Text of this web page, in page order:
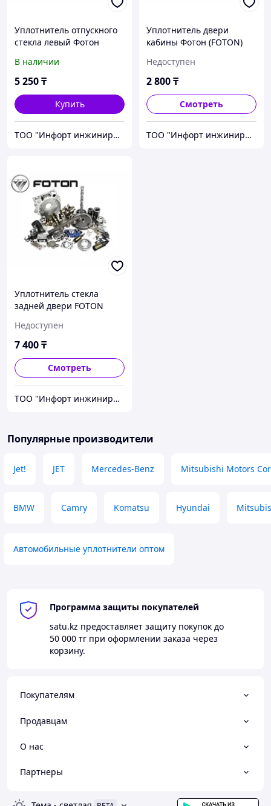
Уплотнитель отпускного
стекла левый Фотон
В наличии
5 250₸
Купить
ТОО "Инфорт инжиниринг"
Уплотнитель двери
кабины Фотон (FOTON)
Недоступен
2 800₸
Смотреть
ТОО "Инфорт инжиниринг"
Уплотнитель стекла
задней двери FOTON
Недоступен
7 400₸
Смотреть
ТОО "Инфорт инжиниринг"
Популярные производители
Jet! JET Mercedes-Benz Mitsubishi Motors
BMW Camry Komatsu Hyundai
Автомобильные уплотнители оптом
Программа защиты покупателей
satu.kz предоставляет защиту покупок до
50 000 тг при оформлении заказа через
корзину.
Покупателям
Продавцам
О нас
Партнеры